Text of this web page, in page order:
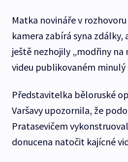
Matka novináře v
kamera zabírá syna
ještě nezhojily „modřiny
videu publikovaném minulý
Představitelka běloruské
Varšavy upozornila, že
Pratasevičem
donucena natočit kajícné